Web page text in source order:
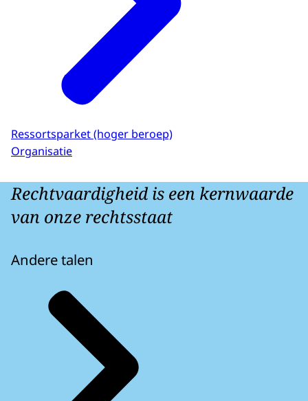
Ressortsparket (hoger beroep)
Organisatie
Rechtvaardigheid is een kernwaarde
van onze rechtsstaat
Andere talen